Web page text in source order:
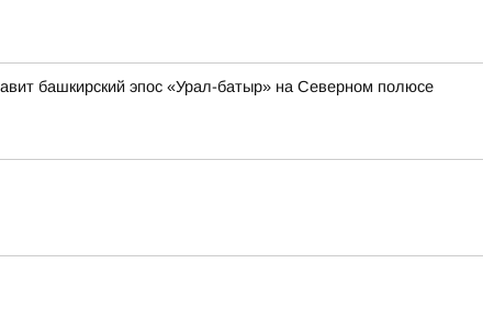
башкирский эпос «Урал-батыр» на Северном полюсе